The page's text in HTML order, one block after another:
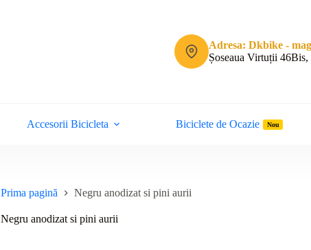
Adresa: Dkbike -
Șoseaua Virtuții 46Bis,
Accesorii Bicicleta Biciclete de Ocazie Nou
Prima pagină Negru anodizat si pini aurii
Negru anodizat si pini aurii